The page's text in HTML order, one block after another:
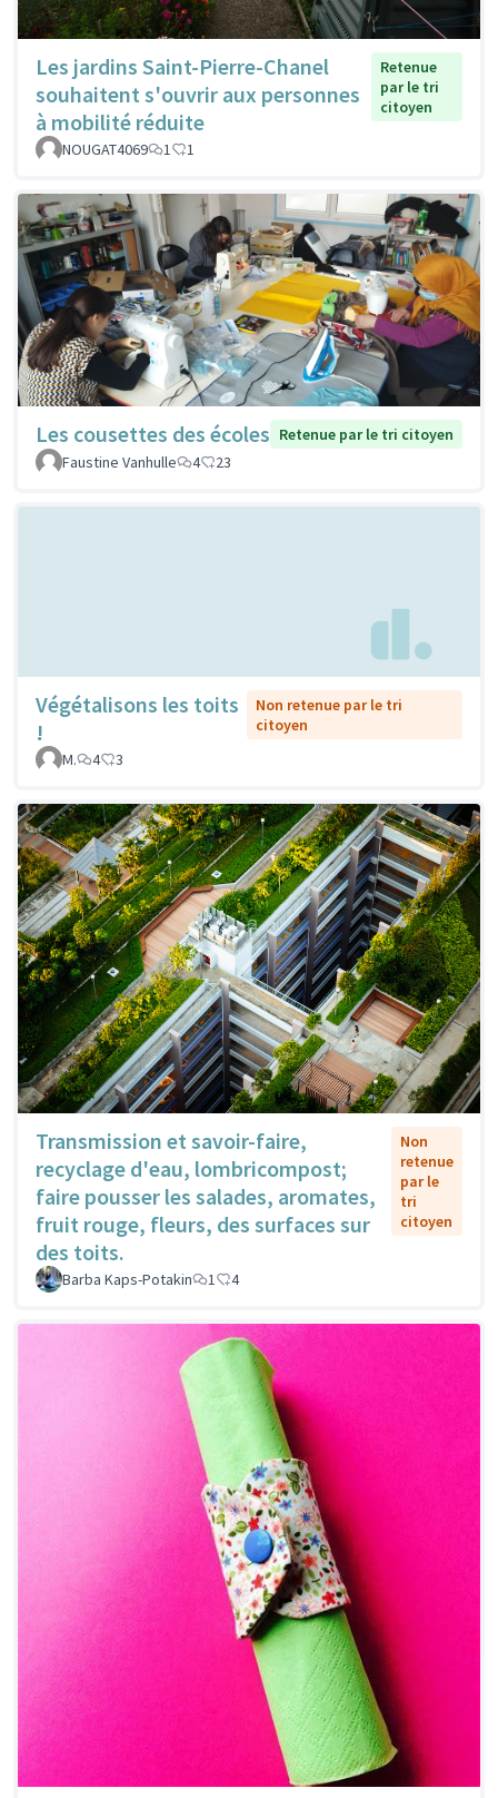
Les jardins Saint-Pierre-Chanel
souhaitent s'ouvrir aux personnes
à mobilité réduite
Retenue
par le tri
citoyen
NOUGAT4069 1 1
Les cousettes des écoles Retenue par le tri citoyen
Faustine Vanhulle
4 23
Végétalisons les toits
!
Non retenue par le tri
citoyen
M.
4 3
Transmission et savoir-faire,
recyclage d'eau, lombricompost;
faire pousser les salades, aromates,
fruit rouge, fleurs, des surfaces sur
des toits.
Non
retenue
par le
tri
citoyen
Barba Kaps-Potakin 1 4